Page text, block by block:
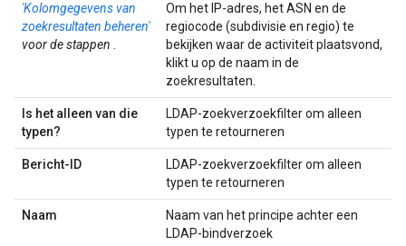
'Kolomgegevens van
zoekresultaten beheren'
voor de stappen
Om het IP-adres, het ASN en de
regiocode (subdivisie en regio) te
bekijken waar de activiteit plaatsvond,
klikt u op de naam in de
zoekresultaten.
Is het alleen van die
typen?
LDAP-zoekverzoekfilter om alleen
typen te retourneren
Bericht-ID
LDAP-zoekverzoekfilter om alleen
typen te retourneren
Naam
Naam van het principe achter een
LDAP-bindverzoek